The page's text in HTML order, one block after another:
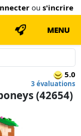
ou s'incrire
MENU
5.0
3 évaluations
(42654)